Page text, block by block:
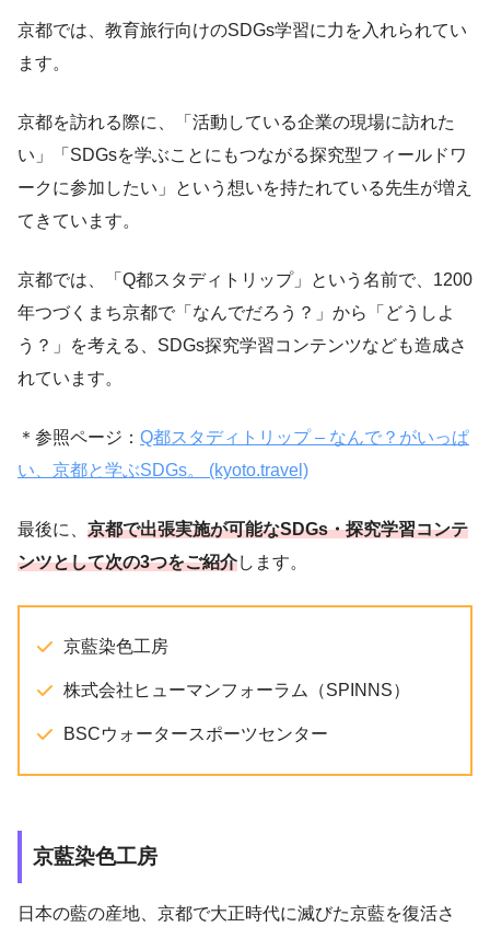
京都では、教育旅行向けのSDGs学習に力を入れられてい
ます。
京都を訪れる際に、「活動している企業の現場に訪れた
い」「SDGsを学ぶことにもつながる探究型フィールドワ
ークに参加したい」という想いを持たれている先生が増え
てきています。
京都では、「Q都スタディトリップ」という名前で、1200
年つづくまち京都で「なんでだろう？」から「どうしよ
う？」を考える、SDGs探究学習コンテンツなども造成さ
れています。
＊参照ページ： Q都スタディトリップ – なんで？がいっぱ
い、京都と学ぶSDGs。 (kyoto.travel)
最後に、 京都で出張実施が可能なSDGs・探究学習コンテ
ンツとして次の3つをご紹介します。
京藍染色工房
株式会社ヒューマンフォーラム（SPINNS）
BSCウォータースポーツセンター
京藍染色工房
日本の藍の産地、京都で大正時代に滅びた京藍を復活さ